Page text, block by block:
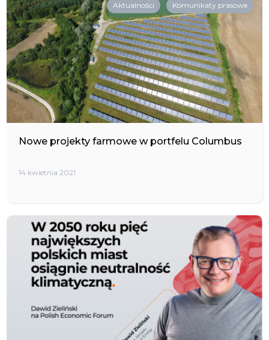
Aktualności Komunikaty prasowe
Nowe projekty farmowe w portfelu Columbus
14 kwietnia 2021